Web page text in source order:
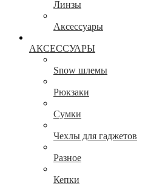
Линзы
Аксессуары
АКСЕССУАРЫ
Snow шлемы
Рюкзаки
Сумки
Чехлы для гаджетов
Разное
Кепки